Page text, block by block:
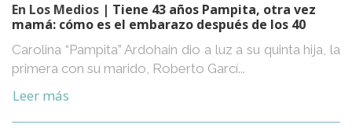
En Los Medios | Tiene 43 años Pampita, otra vez
mamá: cómo es el embarazo después de los 40
Carolina “Pampita” Ardohain dio a luz a su quinta hija, la
primera con su marido, Roberto Garcí...
Leer más